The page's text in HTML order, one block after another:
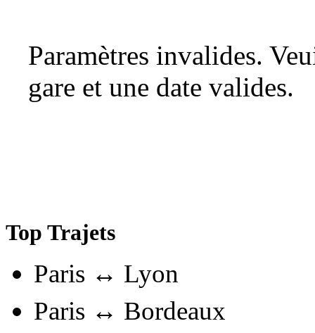
Paramètres invalides.
gare et une date valides.
Top Trajets
Paris ↔ Lyon
Paris ↔ Bordeaux